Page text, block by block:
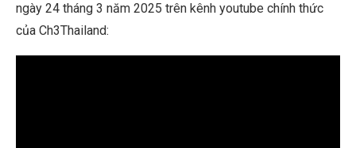
ngày 24 tháng 3 năm 2025 trên kênh youtube chính thức
của Ch3Thailand: